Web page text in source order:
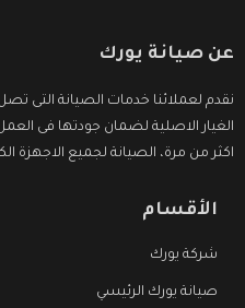
عن صيانة يورك
نقدم لعملائنا خدمات الصيانة التى
الغيار الاصلية لضمان جودتها فى
اكثر من مرة، الصيانة لجميع الاجهزة
الأقسام
شركة يورك
صيانة يورك الرئيسي